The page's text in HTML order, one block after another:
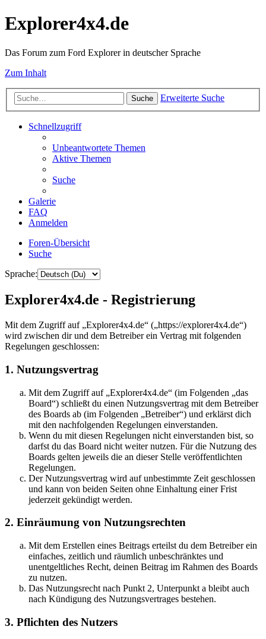
Explorer4x4.de
Das Forum zum Ford Explorer in deutscher Sprache
Zum Inhalt
Suche Erweiterte Suche
Schnellzugriff
Unbeantwortete Themen
Aktive Themen
Suche
Galerie
FAQ
Anmelden
Foren-Übersicht
Suche
Sprache:
Explorer4x4.de - Registrierung
Mit dem Zugriff auf „Explorer4x4.de“ („https://explorer4x4.de“)
wird zwischen dir und dem Betreiber ein Vertrag mit folgenden
Regelungen geschlossen:
1. Nutzungsvertrag
Mit dem Zugriff auf „Explorer4x4.de“ (im Folgenden „das
Board“) schließt du einen Nutzungsvertrag mit dem Betreiber
des Boards ab (im Folgenden „Betreiber“) und erklärst dich
mit den nachfolgenden Regelungen einverstanden.
Wenn du mit diesen Regelungen nicht einverstanden bist, so
darfst du das Board nicht weiter nutzen. Für die Nutzung des
Boards gelten jeweils die an dieser Stelle veröffentlichten
Regelungen.
Der Nutzungsvertrag wird auf unbestimmte Zeit geschlossen
und kann von beiden Seiten ohne Einhaltung einer Frist
jederzeit gekündigt werden.
2. Einräumung von Nutzungsrechten
Mit dem Erstellen eines Beitrags erteilst du dem Betreiber ein
einfaches, zeitlich und räumlich unbeschränktes und
unentgeltliches Recht, deinen Beitrag im Rahmen des Boards
zu nutzen.
Das Nutzungsrecht nach Punkt 2, Unterpunkt a bleibt auch
nach Kündigung des Nutzungsvertrages bestehen.
3. Pflichten des Nutzers